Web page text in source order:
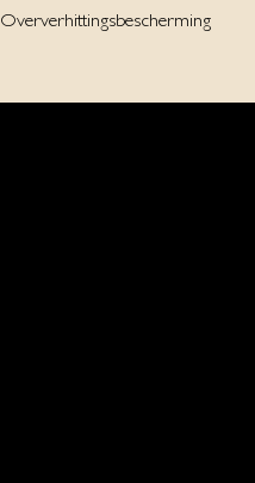
Oververhittings­bescherming